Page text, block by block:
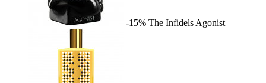
-15% The Infidels Agonist